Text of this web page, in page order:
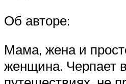
Об авторе:
Мама, жена и
женщина. Черпает